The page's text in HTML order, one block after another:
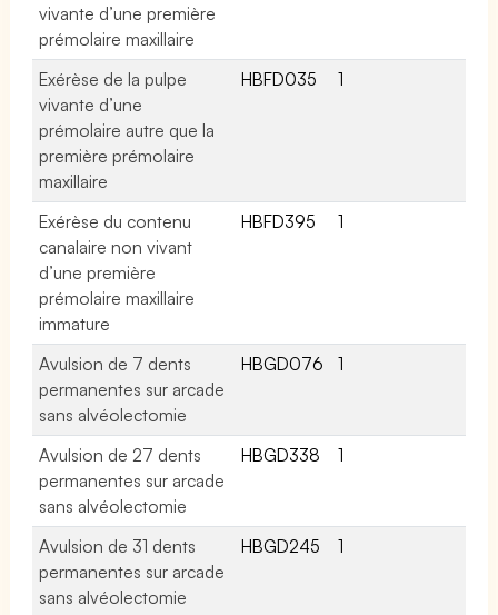
vivante d’une première
prémolaire maxillaire
Exérèse de la pulpe
vivante d’une
prémolaire autre que la
première prémolaire
maxillaire
HBFD035 1
Exérèse du contenu
canalaire non vivant
d’une première
prémolaire maxillaire
immature
HBFD395 1
Avulsion de 7 dents
permanentes sur arcade
sans alvéolectomie
HBGD076 1
Avulsion de 27 dents
permanentes sur arcade
sans alvéolectomie
HBGD338 1
Avulsion de 31 dents
permanentes sur arcade
sans alvéolectomie
HBGD245 1